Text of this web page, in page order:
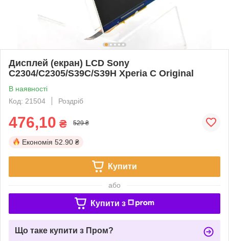
Дисплей (екран) LCD Sony
C2304/C2305/S39C/S39H Xperia C Original
В наявності
Код: 21504
Роздріб
476,10 ₴ 529 ₴
Економія 52.90 ₴
Купити
або
Купити з
Що таке купити з Пром?